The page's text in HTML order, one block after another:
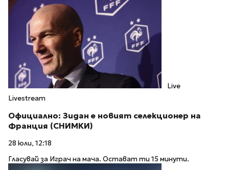
Live
Livestream
Официално: Зидан е новият селекционер на
Франция (СНИМКИ)
28 юли, 12:18
Гласувай за Играч на мача. Остават ти 15 минути.